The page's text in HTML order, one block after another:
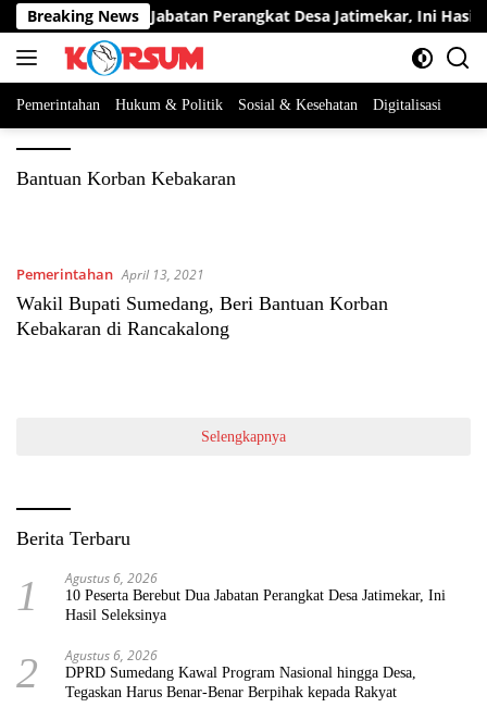
Langsung
ke
konten
Breaking News
Berebut Dua Jabatan Perangkat Desa Jatimekar, Ini Hasil
Pemerintahan Hukum & Politik Sosial & Kesehatan Digitalisasi
Bantuan Korban Kebakaran
Pemerintahan April 13, 2021
Wakil Bupati Sumedang, Beri Bantuan Korban
Kebakaran di Rancakalong
Selengkapnya
Berita Terbaru
1 Agustus 6, 2026
10 Peserta Berebut Dua Jabatan Perangkat Desa Jatimekar, Ini
Hasil Seleksinya
2 Agustus 6, 2026
DPRD Sumedang Kawal Program Nasional hingga Desa,
Tegaskan Harus Benar-Benar Berpihak kepada Rakyat